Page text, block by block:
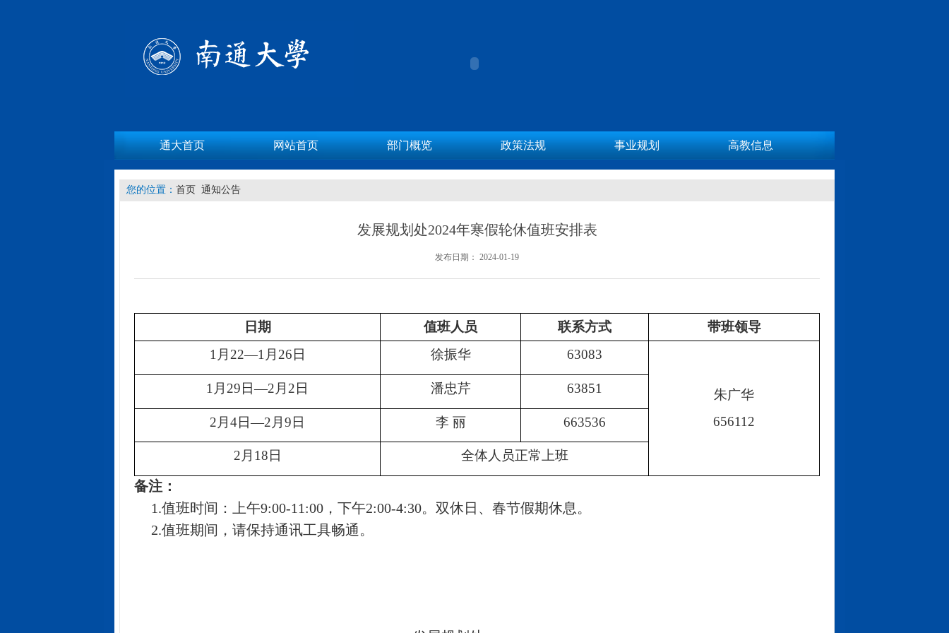
通大首页 网站首页 部门概览 政策法规 事业规划 高教信息
您的位置： 首页 通知公告
发展规划处2024年寒假轮休值班安排表
发布日期： 2024-01-19
日期 值班人员 联系方式
带班领导
1 月 22—1 月 26 日 徐振华 63083
朱广华
656112
1 月 29 日—2 月 2 日 潘忠芹 63851
2 月 4日—2 月 9 日 李 丽 663536
2 月 18 日 全体人员正常上班
备注：
1.值班时间：上午9:00-11:00 ，下午2:00-4:30。双休日、春节假期休息。
2.值班期间，请保持通讯工具畅通。